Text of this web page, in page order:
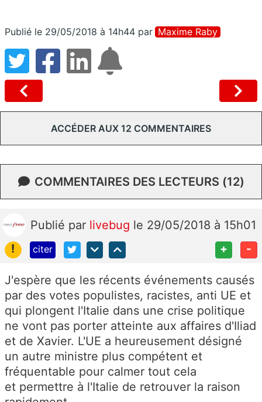
Publié le 29/05/2018 à 14h44 par Maxime Raby
ACCÉDER AUX 12 COMMENTAIRES
COMMENTAIRES DES LECTEURS (12)
Publié par livebug le 29/05/2018 à 15h01
!
citer + -
J'espère que les récents événements causés
par des votes populistes, racistes, anti UE et
qui plongent l'Italie dans une crise politique
ne vont pas porter atteinte aux affaires d'Iliad
et de Xavier. L'UE a heureusement désigné
un autre ministre plus compétent et
fréquentable pour calmer tout cela
et permettre à l'Italie de retrouver la raison